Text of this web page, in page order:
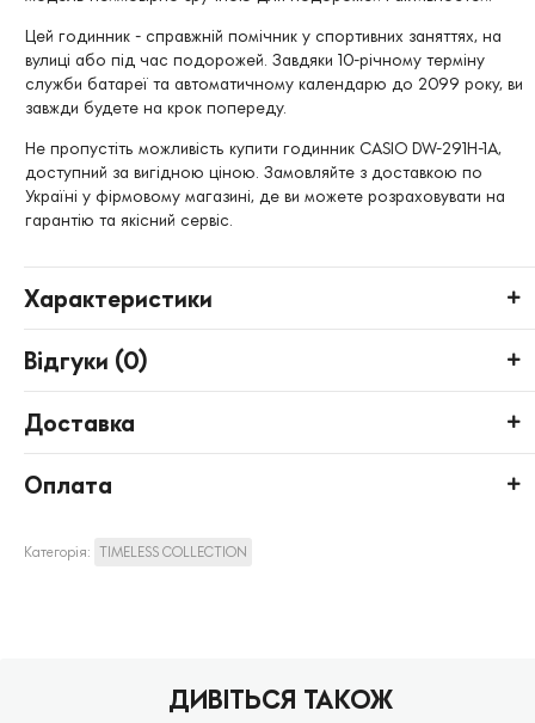
Цей годинник - справжній помічник у спортивних заняттях, на
вулиці або під час подорожей. Завдяки 10-річному терміну
служби батареї та автоматичному календарю до 2099 року, ви
завжди будете на крок попереду.
Не пропустіть можливість купити годинник CASIO DW-291H-1A,
доступний за вигідною ціною. Замовляйте з доставкою по
Україні у фірмовому магазині, де ви можете розраховувати на
гарантію та якісний сервіс.
Характеристики
Відгуки (0)
Доставка
Оплата
Категорія: TIMELESS COLLECTION
ДИВІТЬСЯ ТАКОЖ